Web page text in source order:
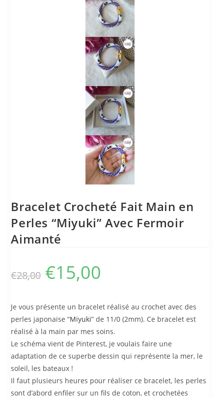
Bracelet Crocheté Fait Main en
Perles “Miyuki” Avec Fermoir
Aimanté
€28,00 €15,00
Je vous présente un bracelet réalisé au crochet avec des
perles japonaise “Miyuki” de 11/0 (2mm). Ce bracelet est
réalisé à la main par mes soins.
Le schéma vient de Pinterest, je voulais faire une
adaptation de ce superbe dessin qui représente la mer, le
soleil, les bateaux !
Il faut plusieurs heures pour réaliser ce bracelet, les perles
sont d’abord enfiler sur un fils de coton, et crochetées